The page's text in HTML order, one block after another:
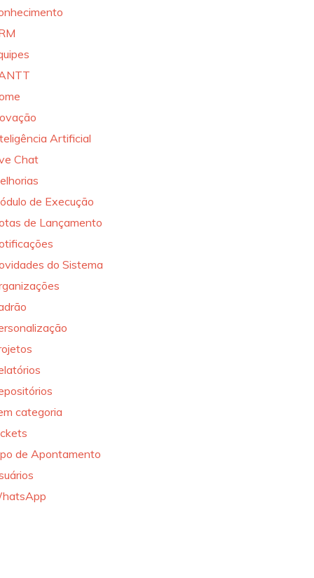
Artificial
Chat
de Execução
de Lançamento
do Sistema
categoria
de Apontamento